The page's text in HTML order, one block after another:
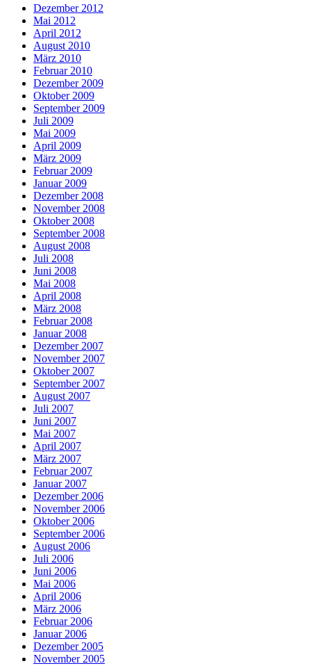
Dezember 2012
Mai 2012
April 2012
August 2010
März 2010
Februar 2010
Dezember 2009
Oktober 2009
September 2009
Juli 2009
Mai 2009
April 2009
März 2009
Februar 2009
Januar 2009
Dezember 2008
November 2008
Oktober 2008
September 2008
August 2008
Juli 2008
Juni 2008
Mai 2008
April 2008
März 2008
Februar 2008
Januar 2008
Dezember 2007
November 2007
Oktober 2007
September 2007
August 2007
Juli 2007
Juni 2007
Mai 2007
April 2007
März 2007
Februar 2007
Januar 2007
Dezember 2006
November 2006
Oktober 2006
September 2006
August 2006
Juli 2006
Juni 2006
Mai 2006
April 2006
März 2006
Februar 2006
Januar 2006
Dezember 2005
November 2005